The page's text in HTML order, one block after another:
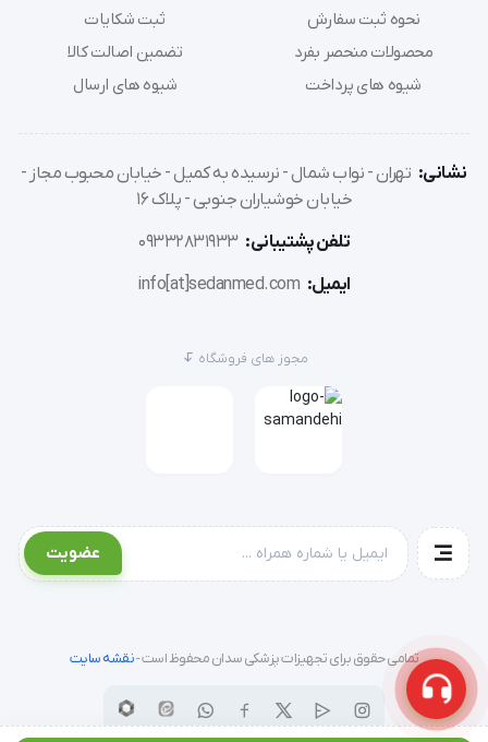
نحوه ثبت سفارش
محصولات منحصر بفرد
شیوه های پرداخت
ثبت شکایات
تضمین اصالت کالا
شیوه های ارسال
نشانی: تهران - نواب شمال - نرسیده به کمیل - خیابان محبوب مجاز -
خیابان خوشیاران جنوبی - پلاک 16
تلفن پشتیبانی: 09332831933
ایمیل: info[at]sedanmed.com
مجوز های فروشگاه
عضویت
تمامی حقوق برای تجهیزات پزشکی سدان محفوظ است -نقشه سایت